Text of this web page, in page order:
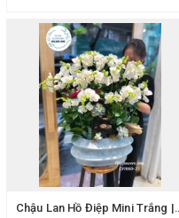
Chậu Lan Hồ Điệp Mini